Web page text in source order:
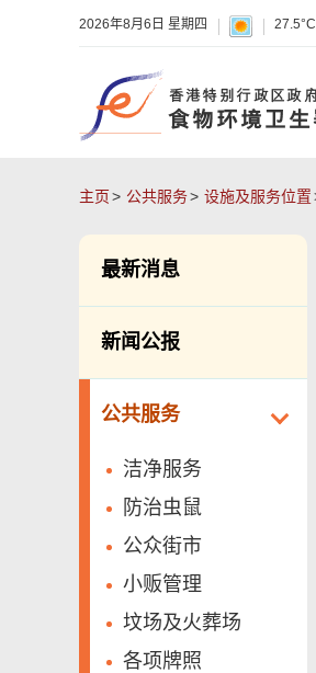
2026年8月6日 星期四 27.5°C
主页 公共服务 设施及服务位置
最新消息
新闻公报
公共服务
洁净服务
防治虫鼠
公众街市
小贩管理
坟场及火葬场
各项牌照